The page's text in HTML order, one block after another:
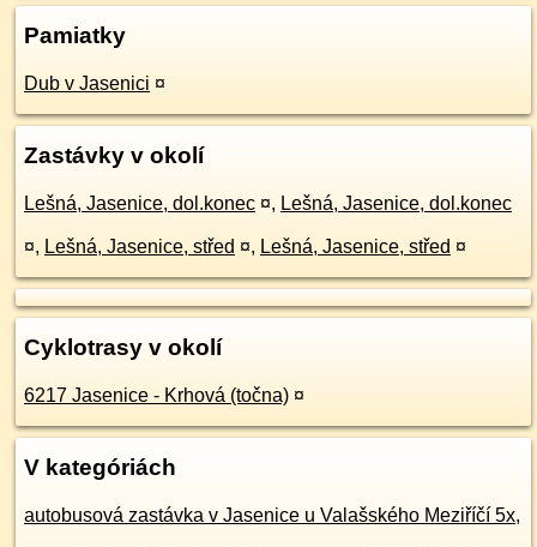
Pamiatky
Dub v Jasenici ¤
Zastávky v okolí
Lešná, Jasenice, dol.konec ¤, Lešná, Jasenice, dol.konec
¤, Lešná, Jasenice, střed ¤, Lešná, Jasenice, střed ¤
Cyklotrasy v okolí
6217 Jasenice - Krhová (točna) ¤
V kategóriách
autobusová zastávka v Jasenice u Valašského Meziříčí 5x,